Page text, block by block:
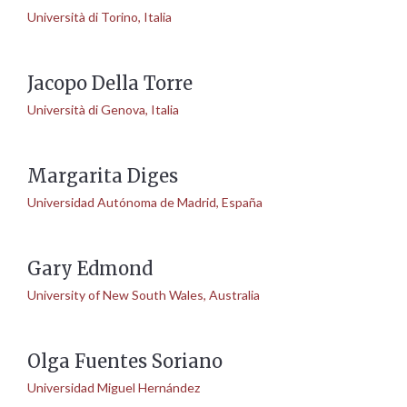
Università di Torino, Italia
Jacopo Della Torre
Università di Genova, Italia
Margarita Diges
Universidad Autónoma de Madrid, España
Gary Edmond
University of New South Wales, Australia
Olga Fuentes Soriano
Universidad Miguel Hernández